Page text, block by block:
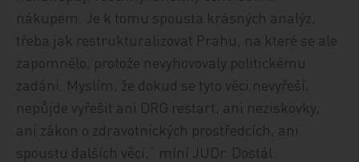
nákupem. Je k tomu spousta krásných analýz,
třeba jak restrukturalizovat Prahu, na které se ale
zapomnělo, protože nevyhovovaly politickému
zadání. Myslím, že dokud se tyto věci nevyřeší,
nepůjde vyřešit ani DRG restart, ani neziskovky,
ani zákon o zdravotnických prostředcích, ani
spoustu dalších věcí,“ míní JUDr. Dostál.